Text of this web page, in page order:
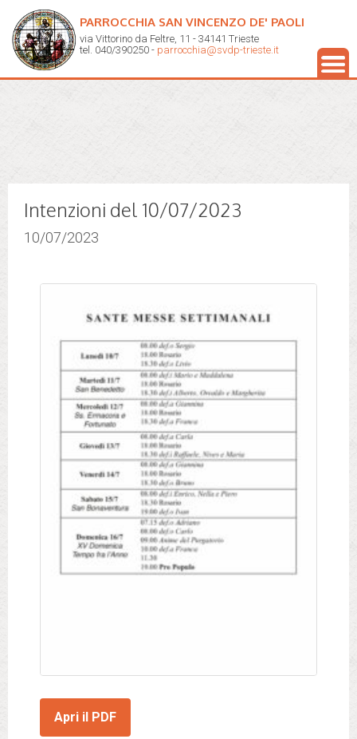
PARROCCHIA SAN VINCENZO DE' PAOLI
via Vittorino da Feltre, 11 - 34141 Trieste
tel. 040/390250 - parrocchia@svdp-trieste.it
Intenzioni del 10/07/2023
10/07/2023
Apri il PDF